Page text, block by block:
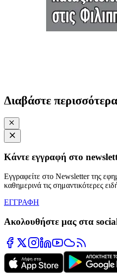
Διαβάστε περισσότερα
Κάντε εγγραφή στο
Εγγραφείτε στο Newsletter της
καθημερινά τις σημαντικότερες
ΕΓΓΡΑΦΗ
Ακολουθήστε μας στα